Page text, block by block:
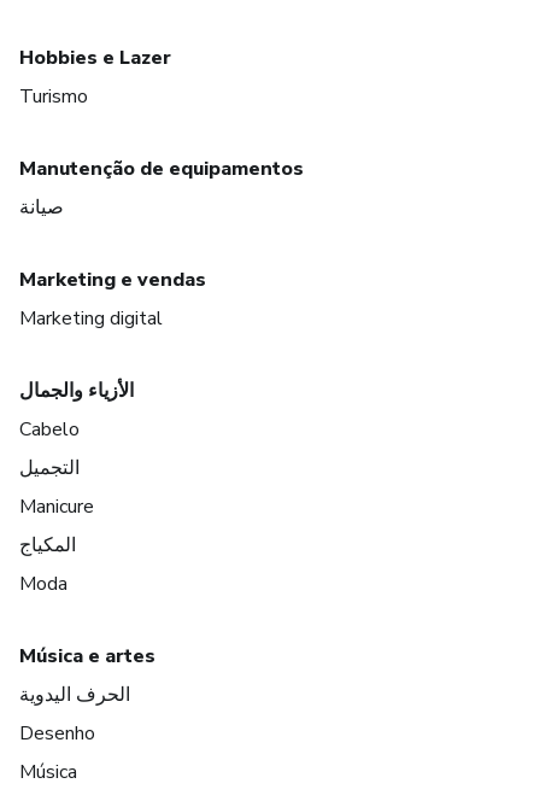
Hobbies e Lazer
Turismo
Manutenção de equipamentos
صيانة
Marketing e vendas
Marketing digital
الأزياء والجمال
Cabelo
التجميل
Manicure
المكياج
Moda
Música e artes
الحرف اليدوية
Desenho
Música